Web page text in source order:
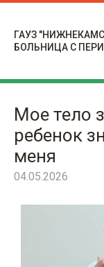
ГАУЗ
БОЛЬНИЦА С
Мое тело
ребенок
меня
04.05.2026